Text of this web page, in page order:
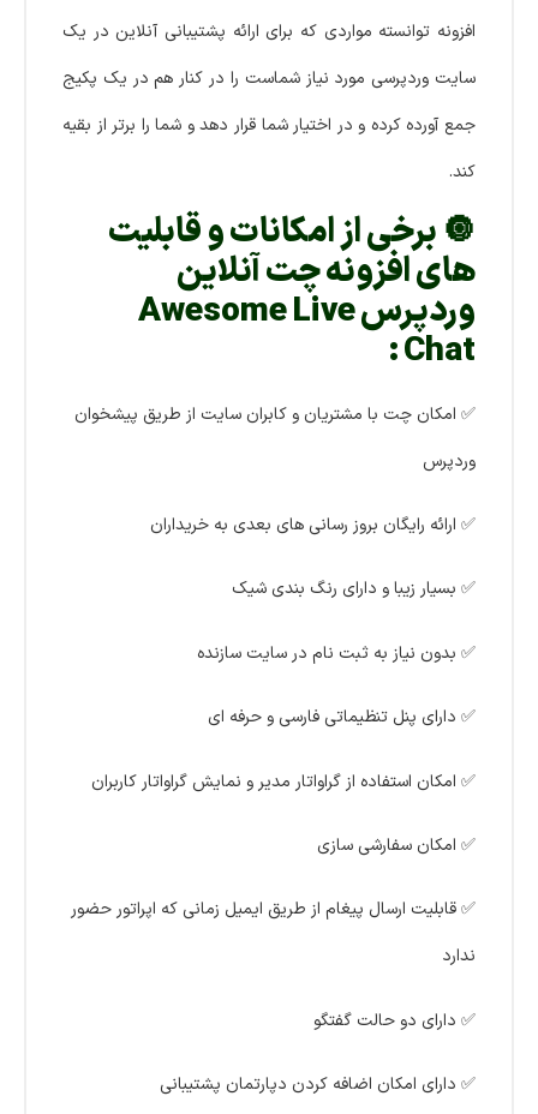
افزونه توانسته مواردی که برای ارائه پشتیبانی آنلاین در یک
سایت وردپرسی مورد نیاز شماست را در کنار هم در یک پکیج
جمع آورده کرده و در اختیار شما قرار دهد و شما را برتر از بقیه
کند.
🔘 برخی از امکانات و قابلیت
های افزونه چت آنلاین
وردپرس Awesome Live
Chat :
✅ امکان چت با مشتریان و کابران سایت از طریق پیشخوان
وردپرس
✅ ارائه رایگان بروز رسانی های بعدی به خریداران
✅ بسیار زیبا و دارای رنگ بندی شیک
✅ بدون نیاز به ثبت نام در سایت سازنده
✅ دارای پنل تنظیماتی فارسی و حرفه ای
✅ امکان استفاده از گراواتار مدیر و نمایش گراواتار کاربران
✅ امکان سفارشی سازی
✅ قابلیت ارسال پیغام از طریق ایمیل زمانی که اپراتور حضور
ندارد
✅ دارای دو حالت گفتگو
✅ دارای امکان اضافه کردن دپارتمان پشتیبانی